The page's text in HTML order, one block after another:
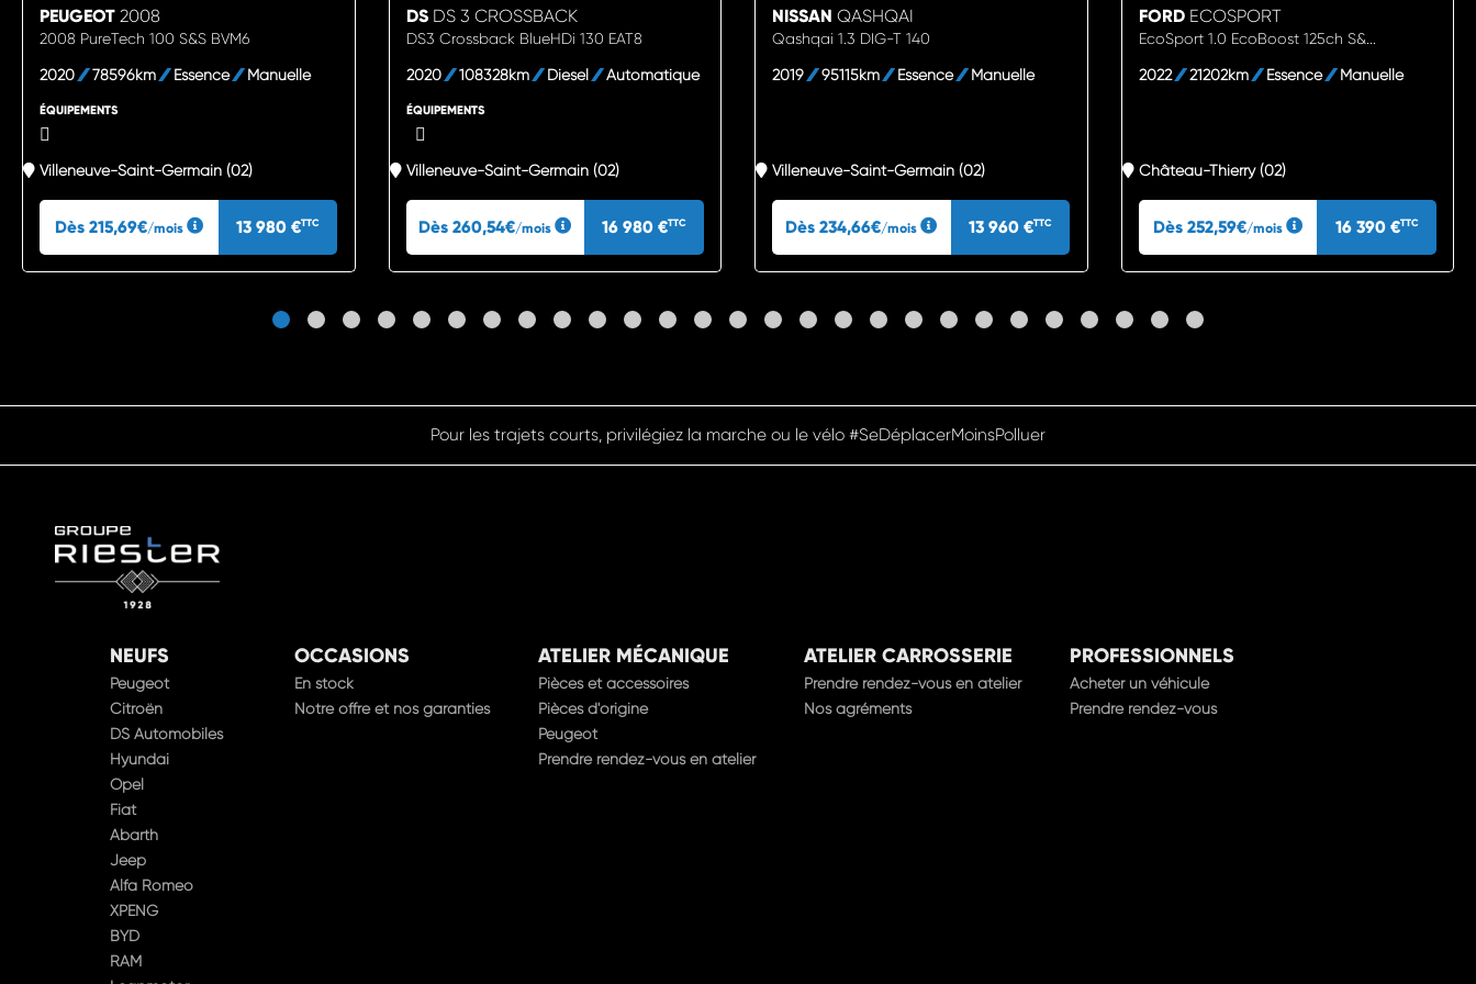
PEUGEOT 2008
2008 PureTech 100 S&S BVM6
2020 78596km Essence Manuelle
ÉQUIPEMENTS
Villeneuve-Saint-Germain (02)
Dès 215,69€/mois 13 980 €TTC
DSDS 3 CROSSBACK
DS3 Crossback BlueHDi 130 EAT8
2020 108328km Diesel Automatique
ÉQUIPEMENTS
Villeneuve-Saint-Germain (02)
Dès 260,54€/mois 16 980 €TTC
NISSAN QASHQAI
Qashqai 1.3 DIG-T 140
2019 95115km Essence Manuelle
Villeneuve-Saint-Germain (02)
Dès 234,66€/mois 13 960 €TTC
FORDECOSPORT
EcoSport 1.0 EcoBoost 125ch S&...
2022 21202km Essence Manuelle
Château-Thierry (02)
Dès 252,59€/mois 16 390 €TTC
Pensez à covoiturer #SeDéplacerMoinsPolluer
NEUFS
Peugeot
Citroën
DS Automobiles
Hyundai
Opel
Fiat
Abarth
Jeep
Alfa Romeo
XPENG
BYD
RAM
OCCASIONS
En stock
Notre offre et nos garanties
ATELIER MÉCANIQUE
Pièces et accessoires
Pièces d'origine
Peugeot
Prendre rendez-vous en atelier
ATELIER CARROSSERIE
Prendre rendez-vous en atelier
Nos agréments
PROFESSIONNELS
Acheter un véhicule
Prendre rendez-vous